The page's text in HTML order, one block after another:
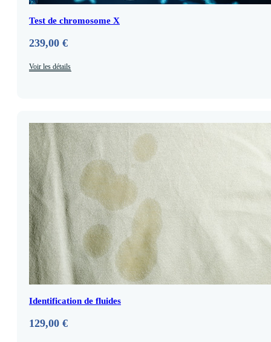
Test de chromosome X
239,00 €
Voir les détails
Identification de fluides
129,00 €